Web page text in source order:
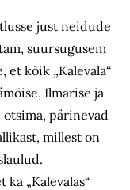
just neidude
suursugusem
et kõik „Kalevala“
Ilmarise ja
pärinevad
millest on
„Kalevalas“